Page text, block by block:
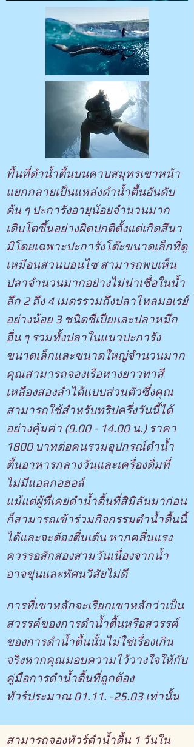
พื้นที่ดำน้ำตื้นบนคาบสมุทรเขาหน้า
แยกกลายเป็นแหล่งดำน้ำตื้นอันดับ
ต้น ๆ ปะการังอายุน้อยจำนวนมาก
เติบโตขึ้นอย่างผิดปกติตั้งแต่เกิดสึนา
มิโดยเฉพาะปะการังโต๊ะขนาดเล็กที่ดู
เหมือนสวนบอนไซ สามารถพบเห็น
ปลาจำนวนมากอย่างไม่น่าเชื่อในน้ำ
ลึก 2 ถึง 4 เมตรรวมถึงปลาไหลมอเรย์
อย่างน้อย 3 ชนิดซีเปียและปลาหมึก
อื่น ๆ รวมทั้งปลาในแนวปะการัง
ขนาดเล็กและขนาดใหญ่จำนวนมาก
คุณสามารถจองเรือหางยาวทาสี
เหลืองสองลำได้แบบส่วนตัวซึ่งคุณ
สามารถใช้สำหรับทริปครึ่งวันนี้ได้
อย่างคุ้มค่า (9.00 - 14.00น.) ราคา
1800 บาทต่อคนรวมอุปกรณ์ดำน้ำ
ตื้นอาหารกลางวันและเครื่องดื่มที่
ไม่มีแอลกอฮอล์
แม้แต่ผู้ที่เคยดำน้ำตื้นที่สิมิลันมาก่อน
ก็สามารถเข้าร่วมกิจกรรมดำน้ำตื้นนี้
ได้และจะต้องตื่นเต้น หากคลื่นแรง
ควรรอสักสองสามวันเนื่องจากน้ำ
อาจขุ่นและทัศนวิสัยไม่ดี
การที่เขาหลักจะเรียกเขาหลักว่าเป็น
สวรรค์ของการดำน้ำตื้นหรือสวรรค์
ของการดำน้ำตื้นนั้นไม่ใช่เรื่องเกิน
จริงหากคุณมอบความไว้วางใจให้กับ
คู่มือการดำน้ำตื้นที่ถูกต้อง
ทัวร์ประมาณ 01.11. -25.03เท่านั้น
สามารถจองทัวร์ดำน้ำตื้น 1 วันใน